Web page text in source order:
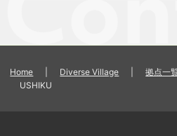
Home Diverse Village 拠点一
USHIKU